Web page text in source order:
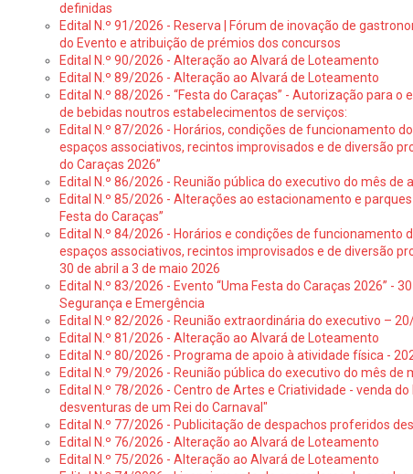
definidas
Edital N.º 91/2026 - Reserva | Fórum de inovação de
do Evento e atribuição de prémios dos concursos
Edital N.º 90/2026 - Alteração ao Alvará de Loteamento
Edital N.º 89/2026 - Alteração ao Alvará de Loteamento
Edital N.º 88/2026 - “Festa do Caraças” - Autorização para
de bebidas noutros estabelecimentos de serviços:
Edital N.º 87/2026 - Horários, condições de funcionamento
espaços associativos, recintos improvisados e de diversão
do Caraças 2026”
Edital N.º 86/2026 - Reunião pública do executivo do mês de
Edital N.º 85/2026 - Alterações ao estacionamento e
Festa do Caraças”
Edital N.º 84/2026 - Horários e condições de funcionamento
espaços associativos, recintos improvisados e de diversão
30 de abril a 3 de maio 2026
Edital N.º 83/2026 - Evento “Uma Festa do Caraças 2026” -
Segurança e Emergência
Edital N.º 82/2026 - Reunião extraordinária do executivo –
Edital N.º 81/2026 - Alteração ao Alvará de Loteamento
Edital N.º 80/2026 - Programa de apoio à atividade física -
Edital N.º 79/2026 - Reunião pública do executivo do mês de
Edital N.º 78/2026 - Centro de Artes e Criatividade - venda
desventuras de um Rei do Carnaval"
Edital N.º 77/2026 - Publicitação de despachos proferidos
Edital N.º 76/2026 - Alteração ao Alvará de Loteamento
Edital N.º 75/2026 - Alteração ao Alvará de Loteamento